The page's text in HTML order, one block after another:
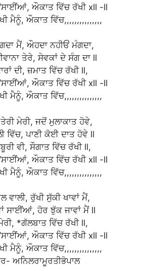
ਔਕਾਤ ਵਿੱਚ ਰੱਖੀ xll -ll
ਮੈਨੂੰ, ਔਕਾਤ ਵਿੱਚ,,,,,,,,,,,,,,,
ਮੈਂ, ਔਹਦਾ ਨਹੀਓਂ ਮੰਗਦਾ,
ਤੇਰੇ, ਸੇਵਕਾਂ ਦੇ ਸੰਗ ਦਾ ll
ਦੀ, ਜ਼ਮਾਤ ਵਿੱਚ ਰੱਖੀ ll,
ਔਕਾਤ ਵਿੱਚ ਰੱਖੀ xll -ll
ਮੈਨੂੰ, ਔਕਾਤ ਵਿੱਚ,,,,,,,,,,,,,,,
ਤੇਰੀ ਮੇਰੀ, ਜਦੋਂ ਮੁਲਾਕਾਤ ਹੋਵੇ,
ਵਿੱਚ, ਪਾਣੀ ਕੋਈ ਦਾਤ ਹੋਵੇ ll
ਵੀ, ਸੌਗਾਤ ਵਿੱਚ ਰੱਖੀ ll,
ਔਕਾਤ ਵਿੱਚ ਰੱਖੀ xll -ll
ਮੈਨੂੰ, ਔਕਾਤ ਵਿੱਚ,,,,,,,,,,,,,,,
ਵਾਲੀ, ਰੁੱਖੀ ਸੁੱਕੀ ਖਾਵਾਂ ਮੈਂ,
ਸਾਈਂਆਂ, ਹੋਰ ਝੁੱਕ ਜਾਵਾਂ ਮੈਂ ll
*ਗੱਲਬਾਤ ਵਿੱਚ ਰੱਖੀ ll,
ਔਕਾਤ ਵਿੱਚ ਰੱਖੀ xll -ll
ਮੈਨੂੰ, ਔਕਾਤ ਵਿੱਚ,,,,,,,,,,,,,,,
ਅਨਿਲਰਾਮੂਰਤੀਭੋਪਾਲ